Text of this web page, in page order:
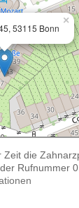
53115 Bonn
×
die
Rufnummer